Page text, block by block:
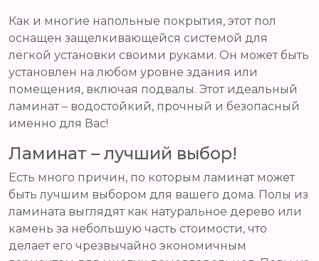
Как и многие напольные покрытия, этот пол
оснащен защелкивающейся системой для
легкой установки своими руками. Он может быть
установлен на любом уровне здания или
помещения, включая подвалы. Этот идеальный
ламинат – водостойкий, прочный и безопасный
именно для Вас!
Ламинат – лучший выбор!
Есть много причин, по которым ламинат может
быть лучшим выбором для вашего дома. Полы из
ламината выглядят как натуральное дерево или
камень за небольшую часть стоимости, что
делает его чрезвычайно экономичным